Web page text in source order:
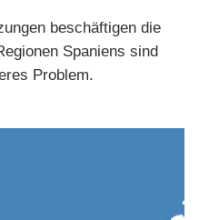
beschäftigen die
Spaniens sind
Problem.